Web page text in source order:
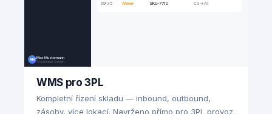
MM Max Mustermann
Yourbrand GmbH
09:35
Move SKU-7712 C3→A1
WMS pro 3PL
Kompletní řízení skladu — inbound, outbound,
zásoby, více lokací. Navrženo přímo pro 3PL provoz.